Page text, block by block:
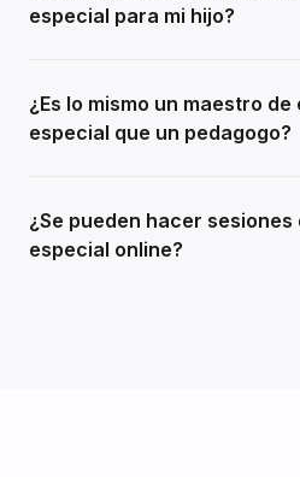
especial para mi hijo?
¿Es lo mismo un maestro
especial que un pedagogo?
¿Se pueden hacer
especial online?